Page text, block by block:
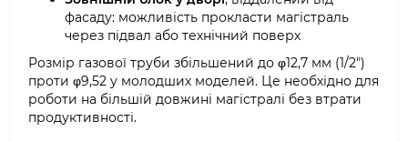
фасаду: можливість прокласти магістраль
через підвал або технічний поверх
Розмір газової труби збільшений до φ12,7 мм (1/2")
проти φ9,52 у молодших моделей. Це необхідно для
роботи на більшій довжині магістралі без втрати
продуктивності.